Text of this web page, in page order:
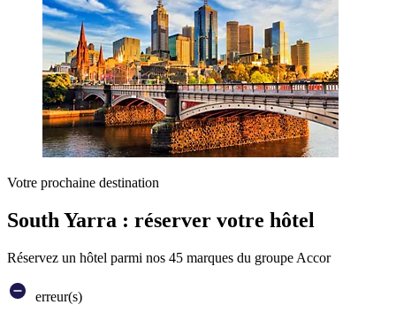
Votre prochaine destination
South Yarra : réserver votre hôtel
Réservez un hôtel parmi nos 45 marques du groupe Accor
erreur(s)